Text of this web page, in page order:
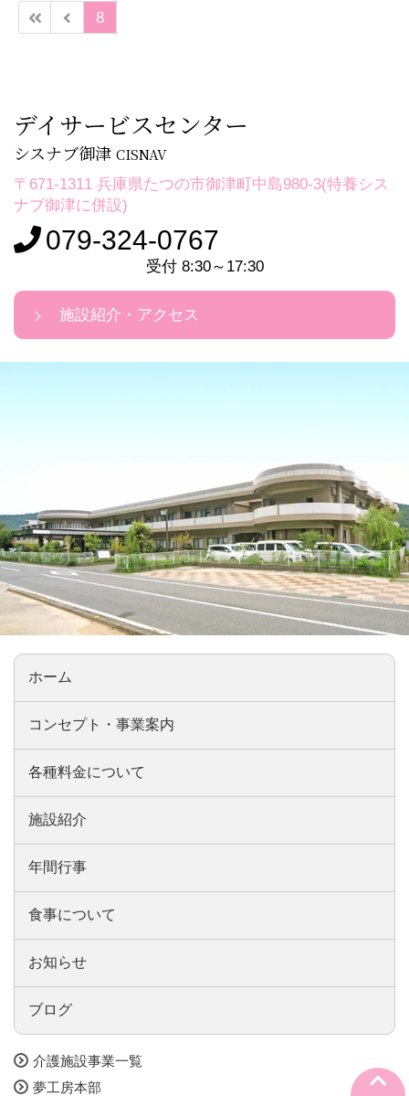
8
デイサービスセンター
シスナブ御津 CISNAV
〒671-1311 兵庫県たつの市御津町中島980-3(特養シス
ナブ御津に併設)
079-324-0767
受付 8:30～17:30
施設紹介・アクセス
ホーム
コンセプト・事業案内
各種料金について
施設紹介
年間行事
食事について
お知らせ
ブログ
介護施設事業一覧
夢工房本部